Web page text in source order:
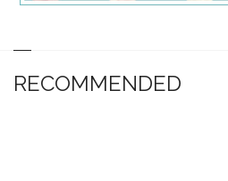
RECOMMENDED